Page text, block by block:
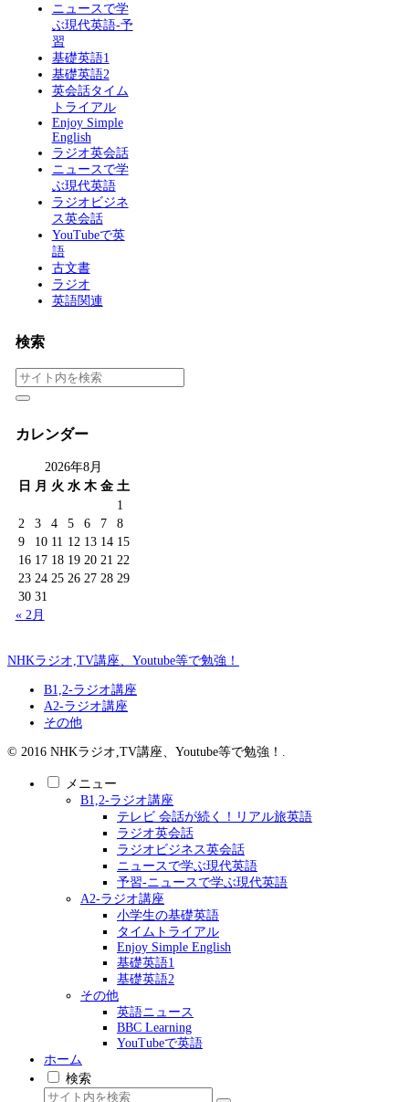
ニュースで学
ぶ現代英語-予
習
基礎英語1
基礎英語2
英会話タイム
トライアル
Enjoy Simple
English
ラジオ英会話
ニュースで学
ぶ現代英語
ラジオビジネ
ス英会話
YouTubeで英
語
古文書
ラジオ
英語関連
検索
カレンダー
2026年8月
日 月 火 水 木 金 土
1
2
3 4 5 6 7
8
9
10 11 12 13 14 15
16 17 18 19 20 21 22
23 24 25 26 27 28 29
30 31
« 2月
NHKラジオ,TV講座、Youtube等で勉強！
B1,2-ラジオ講座
A2-ラジオ講座
その他
© 2016 NHKラジオ,TV講座、Youtube等で勉強！.
メニュー
B1,2-ラジオ講座
テレビ 会話が続く！リアル旅英語
ラジオ英会話
ラジオビジネス英会話
ニュースで学ぶ現代英語
予習-ニュースで学ぶ現代英語
A2-ラジオ講座
小学生の基礎英語
タイムトライアル
Enjoy Simple English
基礎英語1
基礎英語2
その他
英語ニュース
BBC Learning
YouTubeで英語
ホーム
検索